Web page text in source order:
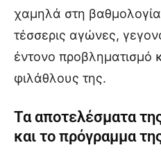
χαμηλά στη
τέσσερις αγώνες,
έντονο προβληματισμό
φιλάθλους της.
Τα αποτελέσματα
και το πρόγραμμα